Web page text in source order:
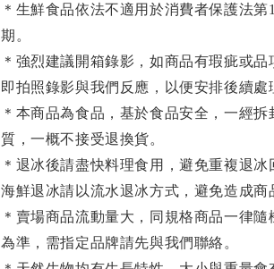
＊生鮮食品依法不適用於消費者保護法第
期。
＊強烈建議開箱錄影，如商品有瑕疵或
即拍照錄影與我們反應，以便安排後續處
＊本商品為食品，基於食品安全，一經
質，一概不接受退換貨。
＊退冰後請盡快料理食用，避免重複退冰
海鮮退冰請以流水退冰方式，避免造成商
＊賣場商品流動量大，同規格商品一律
為準，需指定品牌請先與我們聯絡。